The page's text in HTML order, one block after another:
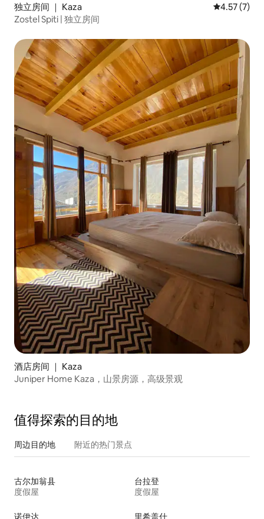
独立房间 ｜ Kaza 平均评分
4.57 (7)
Zostel Spiti | 独立房间
酒店房间 ｜ Kaza
Juniper Home Kaza，山景房源，高级景观
值得探索的目的地
周边目的地 附近的热门景点
古尔加翁县
度假屋
台拉登
度假屋
诺伊达 里希盖什